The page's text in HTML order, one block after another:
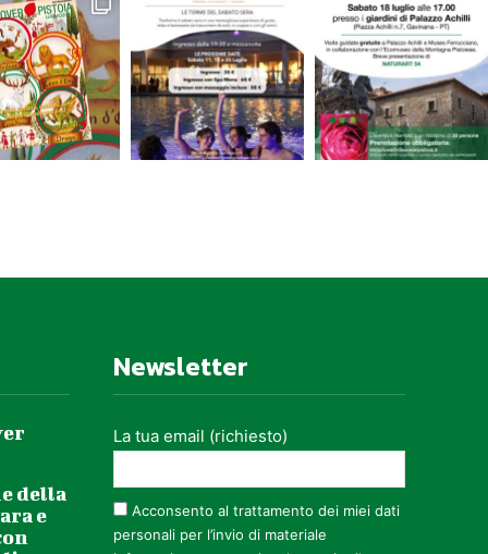
della
e
Newsletter
La tua email (richiesto)
Acconsento al trattamento dei miei dati
personali per l’invio di materiale